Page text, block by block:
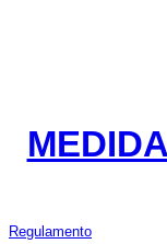
Regulamento